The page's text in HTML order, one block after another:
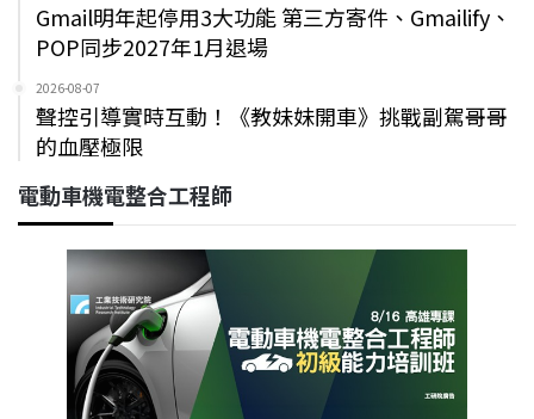
Gmail明年起停用3大功能 第三方寄件、Gmailify、
POP同步2027年1月退場
2026-08-07
聲控引導實時互動！《教妹妹開車》挑戰副駕哥哥
的血壓極限
電動車機電整合工程師